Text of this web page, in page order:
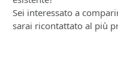
Sei interessato a
sarai ricontattato al più